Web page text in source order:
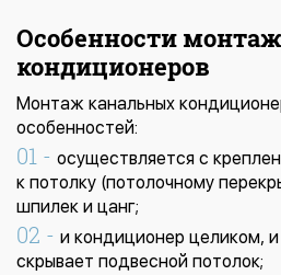
Особенности
кондиционеров
Монтаж канальных
особенностей:
осуществляется с
к потолку (потолочному
шпилек и цанг;
и кондиционер целиком,
скрывает подвесной потолок;